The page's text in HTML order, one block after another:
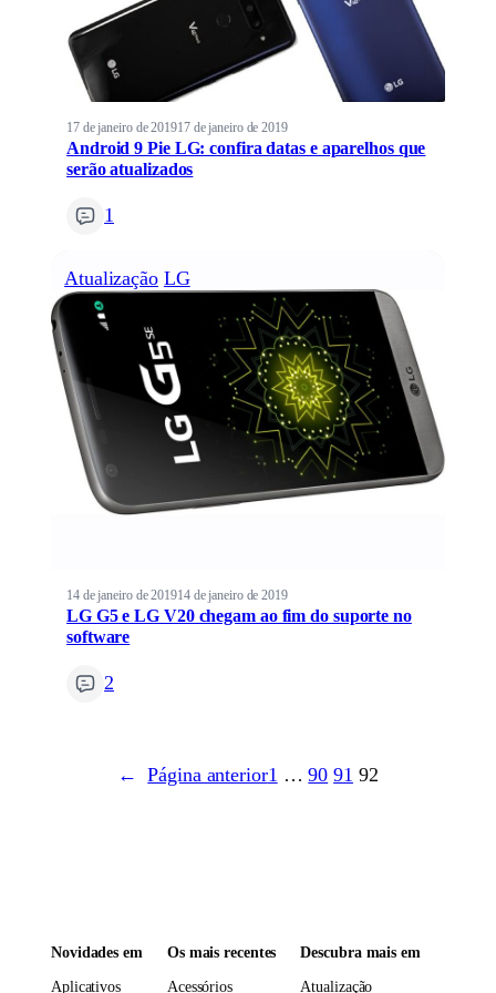
17 de janeiro de 201917 de janeiro de 2019
Android 9 Pie LG: confira datas e aparelhos que
serão atualizados
1
Atualização LG
14 de janeiro de 201914 de janeiro de 2019
LG G5 e LG V20 chegam ao fim do suporte no
software
2
← Página anterior1 … 90 91 92
Novidades em
Aplicativos
Os mais recentes
Acessórios
Descubra mais em
Atualização